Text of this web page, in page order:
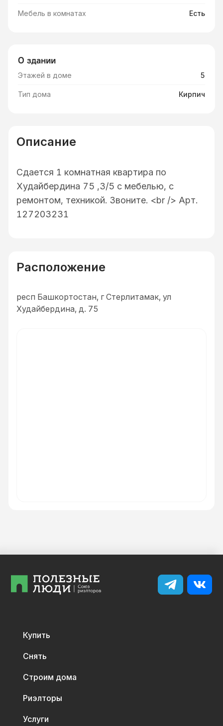
Мебель в комнатах Есть
О здании
Этажей в доме 5
Тип дома Кирпич
Описание
Сдается 1 комнатная квартира по
Худайбердина 75 ,3/5 с мебелью, с
ремонтом, техникой. Звоните. <br /> Арт.
127203231
Расположение
респ Башкортостан, г Стерлитамак, ул
Худайбердина, д. 75
Купить
Снять
Строим дома
Риэлторы
Услуги